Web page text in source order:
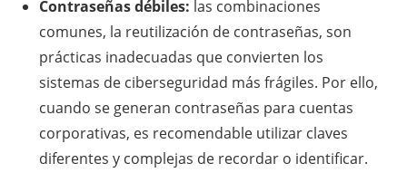
Contraseñas débiles: las combinaciones
comunes, la reutilización de contraseñas, son
prácticas inadecuadas que convierten los
sistemas de ciberseguridad más frágiles. Por ello,
cuando se generan contraseñas para cuentas
corporativas, es recomendable utilizar claves
diferentes y complejas de recordar o identificar.